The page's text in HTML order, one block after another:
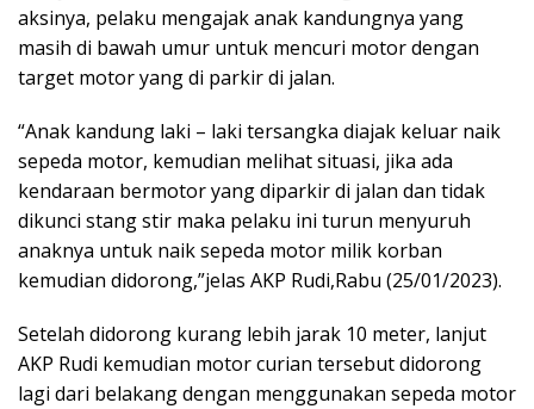
aksinya, pelaku mengajak anak kandungnya yang
masih di bawah umur untuk mencuri motor dengan
target motor yang di parkir di jalan.
“Anak kandung laki – laki tersangka diajak keluar naik
sepeda motor, kemudian melihat situasi, jika ada
kendaraan bermotor yang diparkir di jalan dan tidak
dikunci stang stir maka pelaku ini turun menyuruh
anaknya untuk naik sepeda motor milik korban
kemudian didorong,”jelas AKP Rudi,Rabu (25/01/2023).
Setelah didorong kurang lebih jarak 10 meter, lanjut
AKP Rudi kemudian motor curian tersebut didorong
lagi dari belakang dengan menggunakan sepeda motor